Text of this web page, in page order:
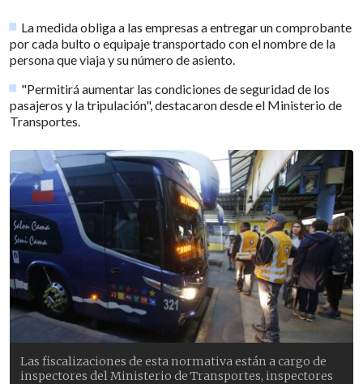
La medida obliga a las empresas a entregar un comprobante
por cada bulto o equipaje transportado con el nombre de la
persona que viaja y su número de asiento.
"Permitirá aumentar las condiciones de seguridad de los
pasajeros y la tripulación", destacaron desde el Ministerio de
Transportes.
Las fiscalizaciones de esta normativa están a cargo de
inspectores del Ministerio de Transportes, inspectores